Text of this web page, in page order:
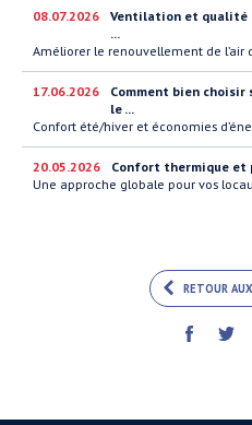
08.07.2026
Ventilation et qualité
...
Améliorer le renouvellement de l’air
17.06.2026
Comment bien
le ...
Confort été/hiver et économies
20.05.2026
Confort thermique et
Une approche globale pour vos
RETOUR